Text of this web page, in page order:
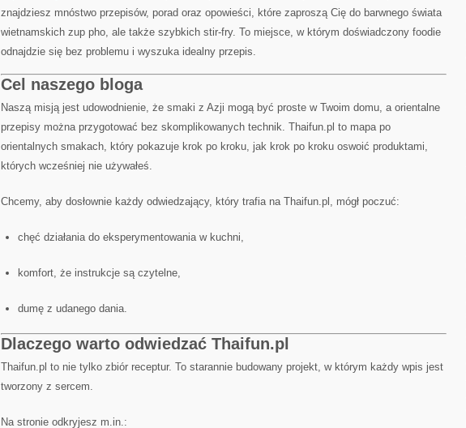
znajdziesz mnóstwo przepisów, porad oraz opowieści, które zaproszą Cię do barwnego świata
wietnamskich zup pho, ale także szybkich stir-fry. To miejsce, w którym doświadczony foodie
odnajdzie się bez problemu i wyszuka idealny przepis.
Cel naszego bloga
Naszą misją jest udowodnienie, że smaki z Azji mogą być proste w Twoim domu, a orientalne
przepisy można przygotować bez skomplikowanych technik. Thaifun.pl to mapa po
orientalnych smakach, który pokazuje krok po kroku, jak krok po kroku oswoić produktami,
których wcześniej nie używałeś.
Chcemy, aby dosłownie każdy odwiedzający, który trafia na Thaifun.pl, mógł poczuć:
chęć działania do eksperymentowania w kuchni,
komfort, że instrukcje są czytelne,
dumę z udanego dania.
Dlaczego warto odwiedzać Thaifun.pl
Thaifun.pl to nie tylko zbiór receptur. To starannie budowany projekt, w którym każdy wpis jest
tworzony z sercem.
Na stronie odkryjesz m.in.: